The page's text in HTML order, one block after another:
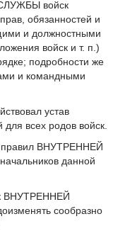
войск
обязанностей и
и должностными
войск и т. п.)
подробности же
и командными
устав
всех родов войск.
правил ВНУТРЕННЕЙ
данной
ВНУТРЕННЕЙ
сообразно